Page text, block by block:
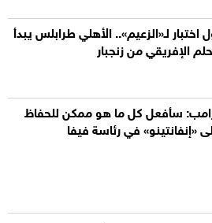
اختبار لـ«الزعيم».. الأهلي طرابلس يبدأ
الإفريقي من زنجبار
سأفعل كل ما هو ممكن للحفاظ
«إنفانتينو» في رئاسة فيفا